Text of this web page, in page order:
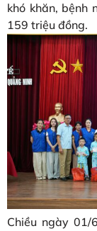
khó khăn, bệnh
159 triệu đồng.
Chiều ngày 01/